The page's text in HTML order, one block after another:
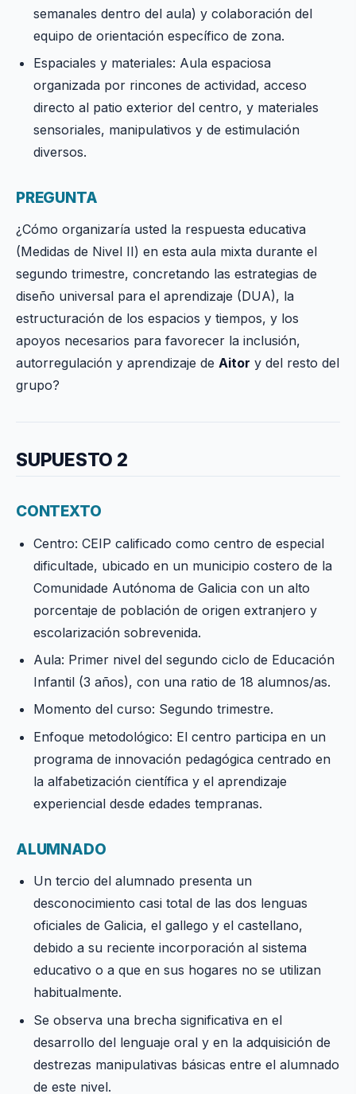
semanales dentro del aula) y colaboración del
equipo de orientación específico de zona.
Espaciales y materiales: Aula espaciosa
organizada por rincones de actividad, acceso
directo al patio exterior del centro, y materiales
sensoriales, manipulativos y de estimulación
diversos.
PREGUNTA
¿Cómo organizaría usted la respuesta educativa
(Medidas de Nivel II) en esta aula mixta durante el
segundo trimestre, concretando las estrategias de
diseño universal para el aprendizaje (DUA), la
estructuración de los espacios y tiempos, y los
apoyos necesarios para favorecer la inclusión,
autorregulación y aprendizaje de Aitor y del resto del
grupo?
SUPUESTO 2
CONTEXTO
Centro: CEIP calificado como centro de especial
dificultade, ubicado en un municipio costero de la
Comunidade Autónoma de Galicia con un alto
porcentaje de población de origen extranjero y
escolarización sobrevenida.
Aula: Primer nivel del segundo ciclo de Educación
Infantil (3 años), con una ratio de 18 alumnos/as.
Momento del curso: Segundo trimestre.
Enfoque metodológico: El centro participa en un
programa de innovación pedagógica centrado en
la alfabetización científica y el aprendizaje
experiencial desde edades tempranas.
ALUMNADO
Un tercio del alumnado presenta un
desconocimiento casi total de las dos lenguas
oficiales de Galicia, el gallego y el castellano,
debido a su reciente incorporación al sistema
educativo o a que en sus hogares no se utilizan
habitualmente.
Se observa una brecha significativa en el
desarrollo del lenguaje oral y en la adquisición de
destrezas manipulativas básicas entre el alumnado
de este nivel.